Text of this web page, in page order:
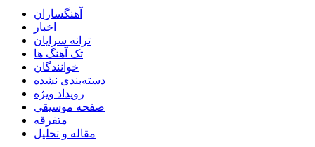
آهنگسازان
اخبار
ترانه سرایان
تک آهنگ ها
خوانندگان
دسته‌بندی نشده
رویداد ویژه
صفحه موسیقی
متفرقه
مقاله و تحلیل